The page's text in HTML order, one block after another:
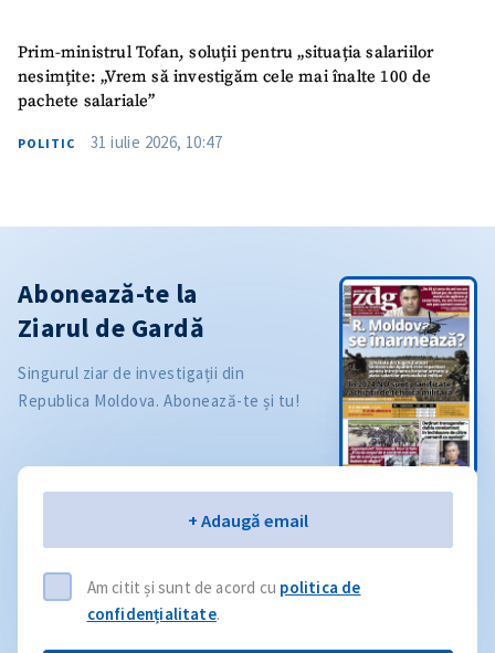
Prim-ministrul Tofan, soluții pentru „situația salariilor
nesimțite: „Vrem să investigăm cele mai înalte 100 de
pachete salariale”
POLITIC 31 iulie 2026, 10:47
Abonează-te la
Ziarul de Gardă
Singurul ziar de investigații din
Republica Moldova. Abonează-te și tu!
+ Adaugă email
Am citit și sunt de acord cu politica de
confidențialitate.